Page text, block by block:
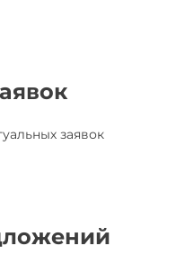
заявок